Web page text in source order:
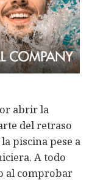
abrir la
del retraso
piscina pese a
A todo
al comprobar